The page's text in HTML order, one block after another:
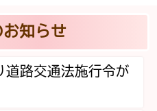
知らせ
道路交通法施行令が